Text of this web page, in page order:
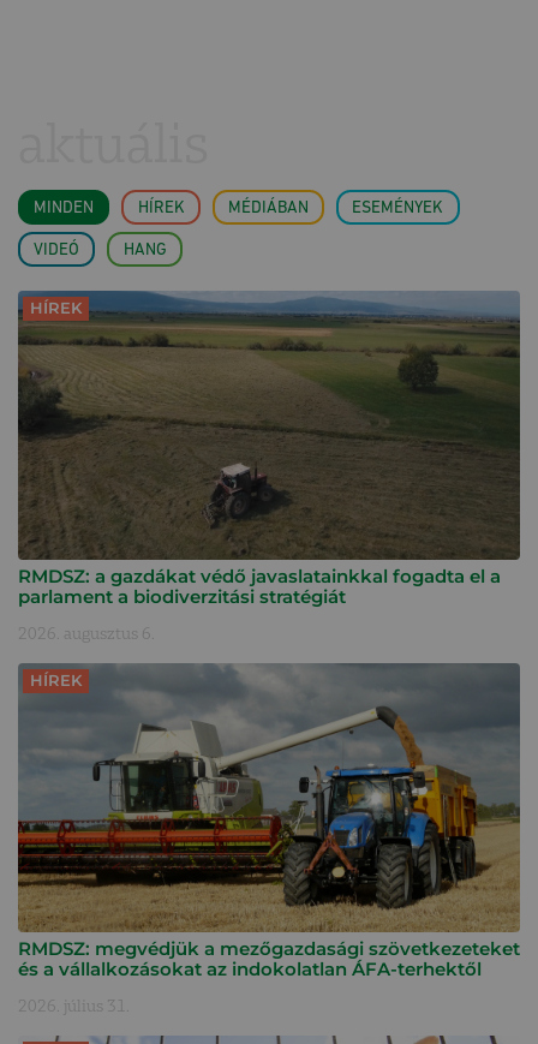
MINDEN HÍREK MÉDIÁBAN ESEMÉNYEK
VIDEÓ HANG
HÍREK
RMDSZ: a gazdákat védő javaslatainkkal fogadta el a
parlament a biodiverzitási stratégiát
2026. augusztus 6.
HÍREK
RMDSZ: megvédjük a mezőgazdasági szövetkezeteket
és a vállalkozásokat az indokolatlan ÁFA-terhektől
2026. július 31.